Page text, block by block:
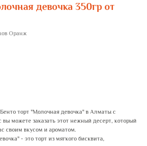
девочка 350гр от
Оранж
торт "Молочная девочка" в Алматы с
вы можете заказать этот нежный десерт, который
своим вкусом и ароматом.
- это торт из мягкого бисквита,